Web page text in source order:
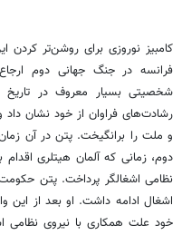
کامبیز نوروزی برای روشن‌تر کردن
فرانسه در جنگ جهانی دوم
شخصیتی بسیار معروف در
رشادت‌های فراوان از خود نشان
و ملت را برانگیخت. پتن در آن
دوم، زمانی که آلمان هیتلری
نظامی اشغالگر پرداخت. پتن
اشغال ادامه داشت. او بعد از این
خود علت همکاری با نیروی نظامی